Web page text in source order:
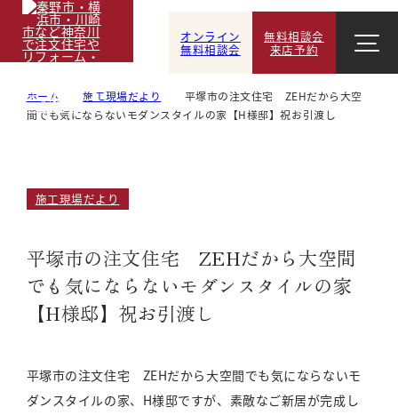
オンライン
無料相談会
無料相談会
来店予約
ホーム 施工現場だより
平塚市の注文住宅 ZEHだから大空
間でも気にならないモダンスタイルの家【H様邸】祝お引渡し
施工現場だより
平塚市の注文住宅 ZEHだから大空間
でも気にならないモダンスタイルの家
【H様邸】祝お引渡し
平塚市の注文住宅 ZEHだから大空間でも気にならないモ
ダンスタイルの家、H様邸ですが、素敵なご新居が完成し